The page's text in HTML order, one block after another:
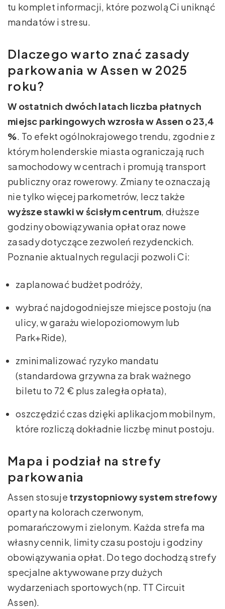
tu komplet informacji, które pozwolą Ci uniknąć
mandatów i stresu.
Dlaczego warto znać zasady
parkowania w Assen w 2025
roku?
W ostatnich dwóch latach liczba płatnych
miejsc parkingowych wzrosła w Assen o 23,4
%. To efekt ogólnokrajowego trendu, zgodnie z
którym holenderskie miasta ograniczają ruch
samochodowy w centrach i promują transport
publiczny oraz rowerowy. Zmiany te oznaczają
nie tylko więcej parkometrów, lecz także
wyższe stawki w ścisłym centrum, dłuższe
godziny obowiązywania opłat oraz nowe
zasady dotyczące zezwoleń rezydenckich.
Poznanie aktualnych regulacji pozwoli Ci:
zaplanować budżet podróży,
wybrać najdogodniejsze miejsce postoju (na
ulicy, w garażu wielopoziomowym lub
Park+Ride),
zminimalizować ryzyko mandatu
(standardowa grzywna za brak ważnego
biletu to 72 € plus zaległa opłata),
oszczędzić czas dzięki aplikacjom mobilnym,
które rozliczą dokładnie liczbę minut postoju.
Mapa i podział na strefy
parkowania
Assen stosuje trzystopniowy system strefowy
oparty na kolorach czerwonym,
pomarańczowym i zielonym. Każda strefa ma
własny cennik, limity czasu postoju i godziny
obowiązywania opłat. Do tego dochodzą strefy
specjalne aktywowane przy dużych
wydarzeniach sportowych (np. TT Circuit
Assen).